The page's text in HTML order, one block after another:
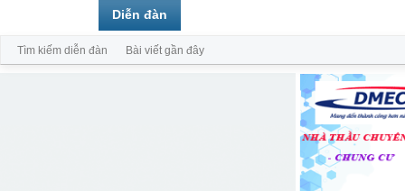
Diễn đàn
Tìm kiếm diễn đàn Bài viết gần đây